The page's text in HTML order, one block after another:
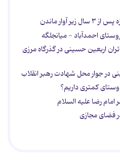
احمدآباد - میانجلگه
اربعین حسینی در گذرگاه مرزی
در جوار محل شهادت رهبر انقلاب
کمتری داریم؟
رضا علیه السلام
فضای مجازی